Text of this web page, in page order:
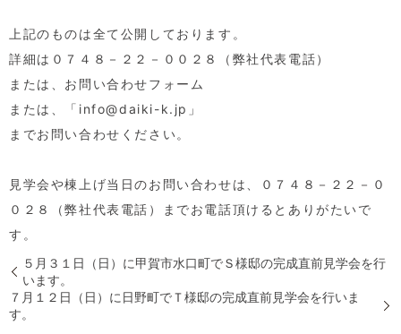
上記のものは全て公開しております。
詳細は０７４８－２２－００２８（弊社代表電話）
または、お問い合わせフォーム
または、「info@daiki-k.jp」
までお問い合わせください。
見学会や棟上げ当日のお問い合わせは、０７４８－２２－０
０２８（弊社代表電話）までお電話頂けるとありがたいで
す。
５月３１日（日）に甲賀市水口町でＳ様邸の完成直前見学会を行
います。
７月１２日（日）に日野町でＴ様邸の完成直前見学会を行いま
す。